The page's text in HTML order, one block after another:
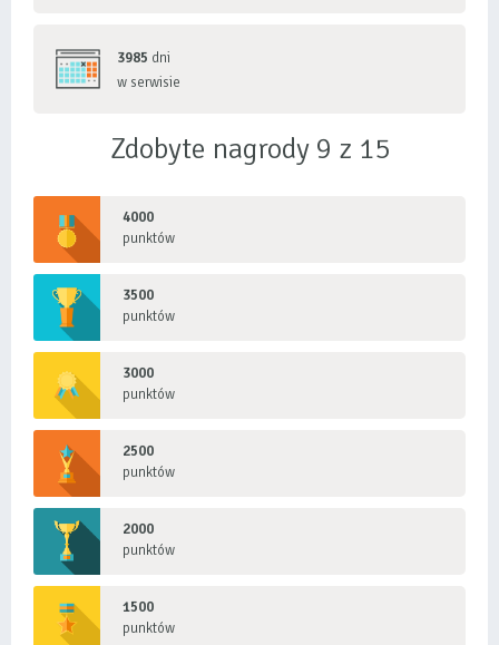
3985 dni
w serwisie
Zdobyte nagrody 9 z 15
4000
punktów
3500
punktów
3000
punktów
2500
punktów
2000
punktów
1500
punktów